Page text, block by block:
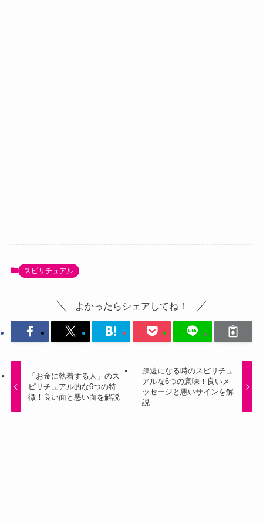
スピリチュアル
よかったらシェアしてね！
「お金に執着する人」のス
ピリチュアル的な6つの特
徴！良い面と悪い面を解説
疎遠になる時のスピリチュ
アルな6つの意味！良いメ
ッセージと悪いサインを解
説